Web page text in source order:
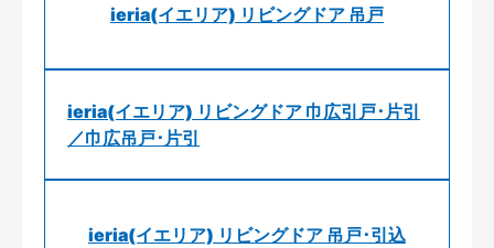
ieria(イエリア) リビングドア 吊戸
ieria(イエリア) リビングドア 巾広引戸･片引
／巾広吊戸･片引
ieria(イエリア) リビングドア 吊戸･引込